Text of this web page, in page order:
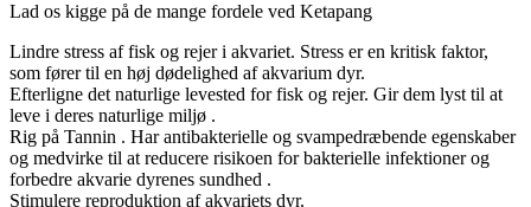
Lad os kigge på de mange fordele ved Ketapang
Lindre stress af fisk og rejer i akvariet. Stress er en kritisk faktor,
som fører til en høj dødelighed af akvarium dyr.
Efterligne det naturlige levested for fisk og rejer. Gir dem lyst til at
leve i deres naturlige miljø .
Rig på Tannin . Har antibakterielle og svampedræbende egenskaber
og medvirke til at reducere risikoen for bakterielle infektioner og
forbedre akvarie dyrenes sundhed .
Stimulere reproduktion af akvariets dyr.